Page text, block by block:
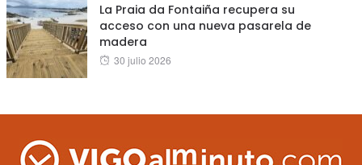
La Praia da Fontaiña recupera su
acceso con una nueva pasarela de
madera
Posted
30 julio 2026